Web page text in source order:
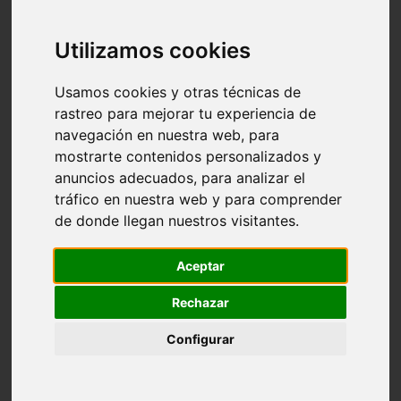
Utilizamos cookies
Usamos cookies y otras técnicas de
rastreo para mejorar tu experiencia de
navegación en nuestra web, para
mostrarte contenidos personalizados y
anuncios adecuados, para analizar el
tráfico en nuestra web y para comprender
de donde llegan nuestros visitantes.
Aceptar
Rechazar
Configurar
Teruel - sarrión
Cádiz - algodonales
Madrid - madrid
Asturias - oviedo
Cádiz - el-puerto-de-santa-maría
Asturias - aller
álava - vitoria-gasteiz
Málaga - marbella
Zaragoza - zaragoza
Barcelona - barcelona
Valencia - valencia
Toledo - seseña
Cantabria - val-de-san-vicente